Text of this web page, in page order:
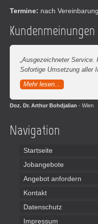
Termine: nach Vereinbarung
Kundenmeinungen
„Ausgezeichneter Service.
Sofortige Umsetzung aller
Mehr lesen...
Doz. Dr. Arthur Bohdjalian - Wien
Navigation
Startseite
Jobangebote
Angebot anfordern
Kontakt
Datenschutz
Impressum